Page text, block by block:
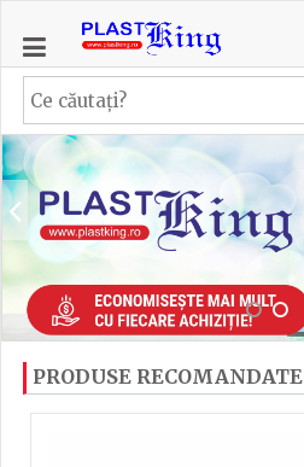
PRODUSE RECOMANDATE